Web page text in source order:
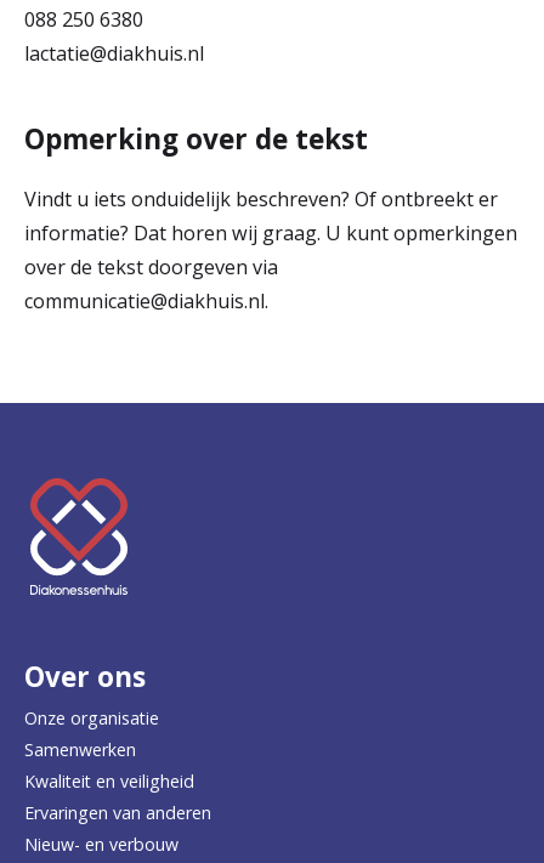
088 250 6380
lactatie@diakhuis.nl
Opmerking over de tekst
Vindt u iets onduidelijk beschreven? Of ontbreekt er
informatie? Dat horen wij graag. U kunt opmerkingen
over de tekst doorgeven via
communicatie@diakhuis.nl.
K
e
e
t
e
r
u
g
Over ons
Onze organisatie
Samenwerken
Kwaliteit en veiligheid
Ervaringen van anderen
Nieuw- en verbouw